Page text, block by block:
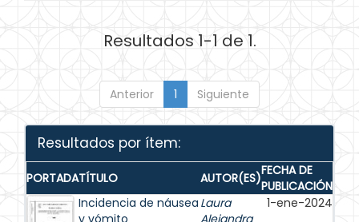
Resultados 1-1 de 1.
Anterior 1 Siguiente
Resultados por ítem:
PORTADATÍTULO AUTOR(ES)FECHA DE
PUBLICACIÓN
Incidencia de náusea
y vómito
Laura
Alejandra
1-ene-2024